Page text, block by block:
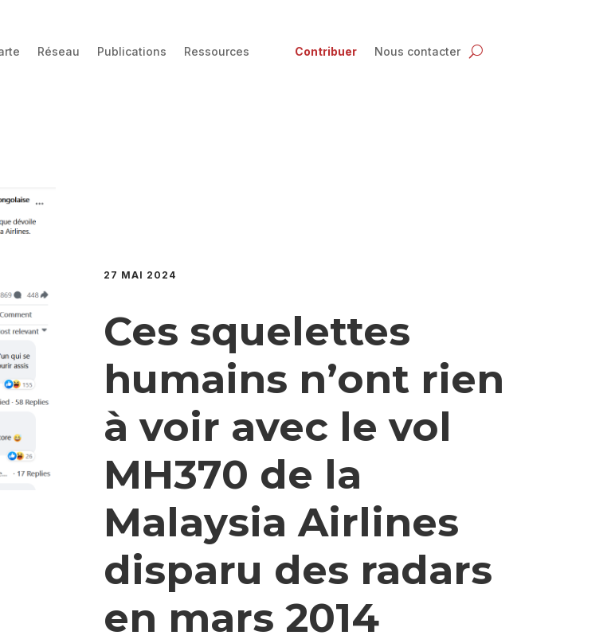
Réseau Publications Ressources Contribuer Nous contacter
27 MAI 2024
Ces squelettes
humains n’ont rien
à voir avec le vol
MH370 de la
Malaysia Airlines
disparu des radars
en mars 2014